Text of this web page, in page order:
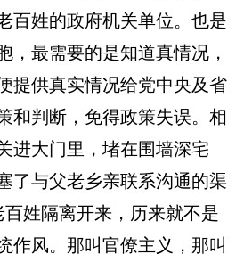
百姓的政府机关单位。也是
，最需要的是知道真情况，
提供真实情况给党中央及省
和判断，免得政策失误。相
进大门里，堵在围墙深宅
了与父老乡亲联系沟通的渠
姓隔离开来，历来就不是
作风。那叫官僚主义，那叫